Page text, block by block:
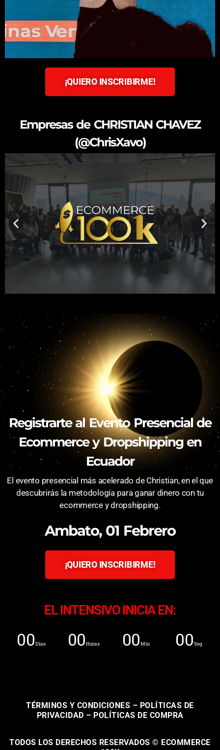
¡QUIERO INSCRIBIRME!
Empresas de CHRISTIAN CHAVEZ
(@ChrisXavo)
Registrarte al Evento Presencial de
Ecommerce y Dropshipping en
Ecuador
El evento presencial más acelerado de Christian, en el que
descubrirás la metodología para ganar dinero con tu
ecommerce y dropshipping.
Ambato, 01 Febrero
¡QUIERO INSCRIBIRME!
EL INTENSIVO INICIA EN:
00Días 00Horas 00Min 00Seg
TÉRMINOS Y CONDICIONES – POLÍTICAS DE
PRIVACIDAD – POLÍTICAS DE COMPRA
TODOS LOS DERECHOS RESERVADOS © ECOMMERCE